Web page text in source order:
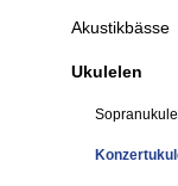
Akustikbässe
Ukulelen